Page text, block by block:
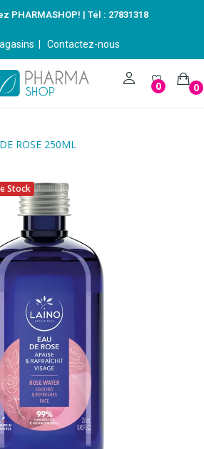
PHARMASHOP! | Tél : 27831318
Contactez-nous
0 0
ROSE 250ML
Stock